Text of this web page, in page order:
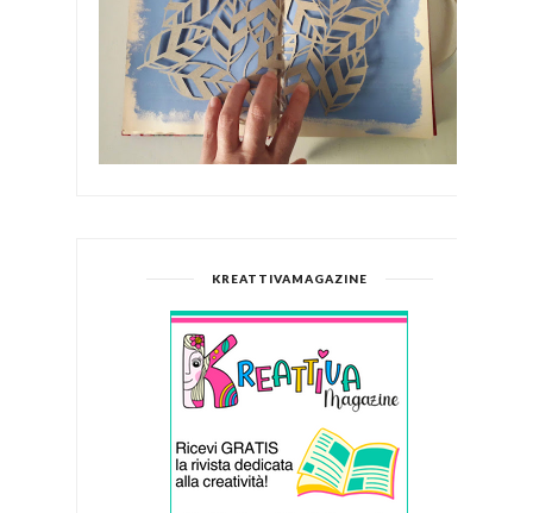
KREATTIVAMAGAZINE